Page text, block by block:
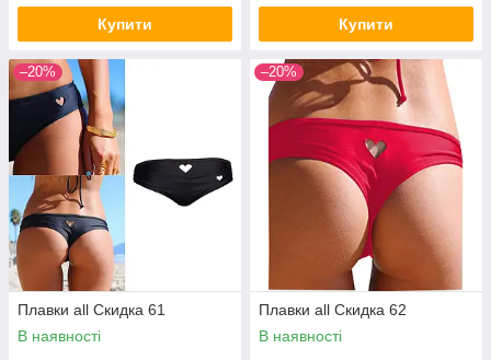
Купити Купити
–20%
Плавки all Скидка 61
В наявності
–20%
Плавки all Скидка 62
В наявності